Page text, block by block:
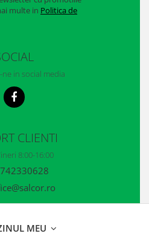
multe in Politica de
ne in social media
CLIENTI
8:00-16:00
MEU